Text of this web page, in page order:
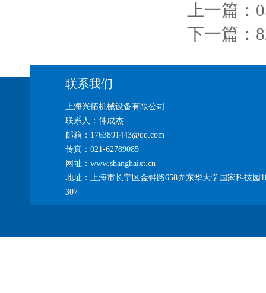
上一篇：
下一篇：
联系我们
上海兴拓机械设备有限公司
联系人：仲成杰
邮箱：1763891443@qq.com
传真：021-62789085
网址：www.shanghaixt.cn
地址：上海市长宁区金钟路658弄东华大学国家科技园
307